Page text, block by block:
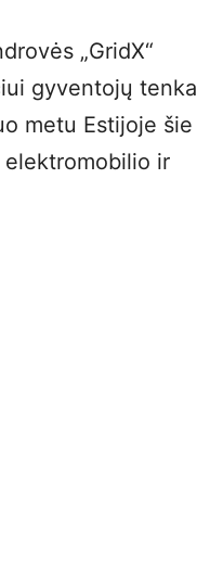
„GridX“
gyventojų tenka
metu Estijoje šie
ir